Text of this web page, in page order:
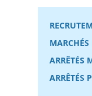
MARCHÉS
ARRÊTÉS
ARRÊTÉS